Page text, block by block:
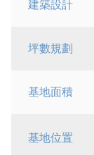
建築設計
坪數規劃
基地面積
基地位置